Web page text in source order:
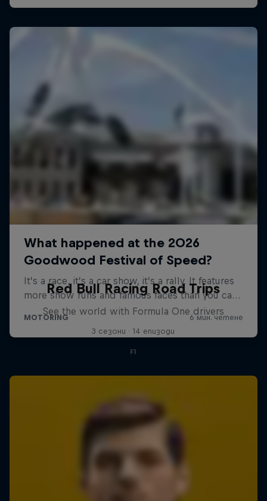
Red Bull Racing Road Trips
See the world with Formula One drivers
3 сезони · 14 епизоди
F1